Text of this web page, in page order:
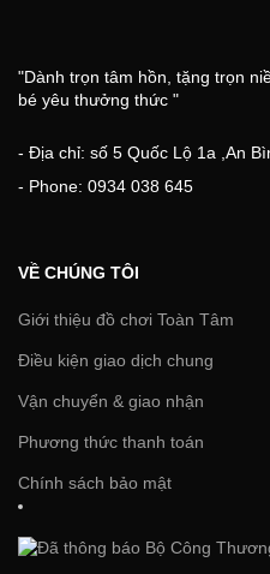
"Dành trọn tâm hồn, tặng trọn
bé yêu thưởng thức "
- Địa chỉ: số 5 Quốc Lộ 1a ,An
- Phone: 0934 038 645
VỀ CHÚNG TÔI
Giới thiệu đồ chơi Toàn Tâm
Điều kiện giao dịch chung
Vận chuyển & giao nhận
Phương thức thanh toán
Chính sách bảo mật